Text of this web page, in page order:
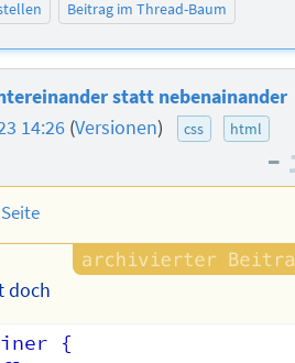
Beitrag im Thread-Baum
statt nebenainander
14:26 (Versionen) css html
–
doch
{